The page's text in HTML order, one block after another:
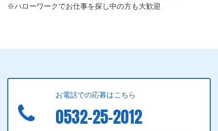
※ハローワークでお仕事を探し中の方も大歓迎
お電話での応募はこちら
0532-25-2012